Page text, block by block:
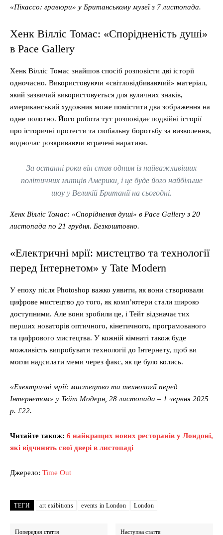
«Пікассо: гравюри» у Британському музеї з 7 листопада.
Хенк Вілліс Томас: «Спорідненість душі»
в Pace Gallery
Хенк Вілліс Томас знайшов спосіб розповісти дві історії
одночасно. Використовуючи «світловідбиваючий» матеріал,
який зазвичай використовується для вуличних знаків,
американський художник може помістити два зображення на
одне полотно. Його робота тут розповідає подвійні історії
про історичні протести та глобальну боротьбу за визволення,
водночас розкриваючи втрачені наративи.
За останні роки він став одним із найважливіших
політичних митців Америки, і це буде його найбільше
шоу у Великій Британії на сьогодні.
Хенк Вілліс Томас: «Споріднення душі» в Pace Gallery з 20
листопада по 21 грудня. Безкоштовно.
«Електричні мрії: мистецтво та технології
перед Інтернетом» у Tate Modern
У епоху після Photoshop важко уявити, як вони створювали
цифрове мистецтво до того, як комп’ютери стали широко
доступними. Але вони зробили це, і Тейт відзначає тих
перших новаторів оптичного, кінетичного, програмованого
та цифрового мистецтва. У кожній кімнаті також буде
можливість випробувати технології до Інтернету, щоб ви
могли надсилати меми через факс, як це було колись.
«Електричні мрії: мистецтво та технології перед
Інтернетом» у Тейт Модерн, 28 листопада – 1 червня 2025
р. £22.
Читайте також: 6 найкращих нових ресторанів у Лондоні,
які відчинять свої двері в листопаді
Джерело: Time Out
ТЕГИ art exibitions events in London London
Попередня стаття Наступна стаття